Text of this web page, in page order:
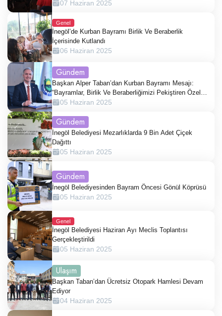
07 Haziran 2025
Genel
İnegöl’de Kurban Bayramı Birlik Ve Beraberlik
İçerisinde Kutlandı
06 Haziran 2025
Gündem
Başkan Alper Taban’dan Kurban Bayramı Mesajı:
“Bayramlar, Birlik Ve Beraberliğimizi Pekiştiren Özel
Günlerdir.”
05 Haziran 2025
Gündem
İnegöl Belediyesi Mezarlıklarda 9 Bin Adet Çiçek
Dağıttı
05 Haziran 2025
Gündem
İnegöl Belediyesinden Bayram Öncesi Gönül Köprüsü
05 Haziran 2025
Genel
İnegöl Belediyesi Haziran Ayı Meclis Toplantısı
Gerçekleştirildi
05 Haziran 2025
Ulaşım
Başkan Taban’dan Ücretsiz Otopark Hamlesi Devam
Ediyor
04 Haziran 2025